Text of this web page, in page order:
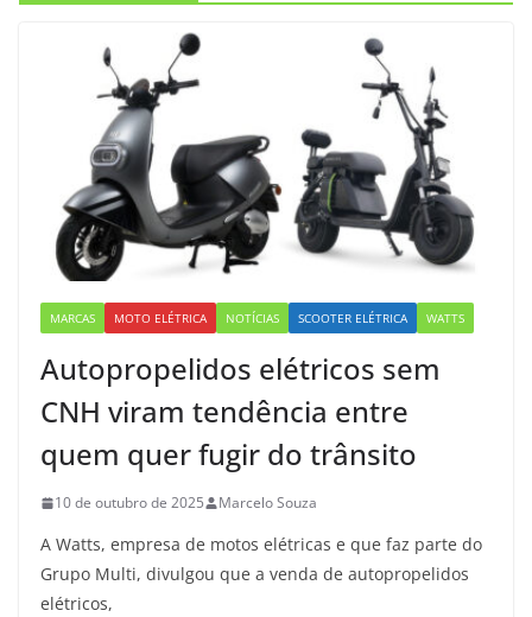
MARCAS MOTO ELÉTRICA NOTÍCIAS SCOOTER ELÉTRICA WATTS
Autopropelidos elétricos sem
CNH viram tendência entre
quem quer fugir do trânsito
10 de outubro de 2025 Marcelo Souza
A Watts, empresa de motos elétricas e que faz parte do
Grupo Multi, divulgou que a venda de autopropelidos
elétricos,